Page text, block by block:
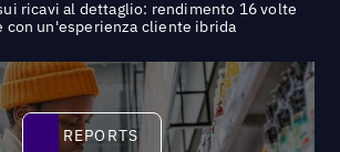
ricavi al dettaglio: rendimento 16 volte
con un'esperienza cliente ibrida
Reports
REPORTS